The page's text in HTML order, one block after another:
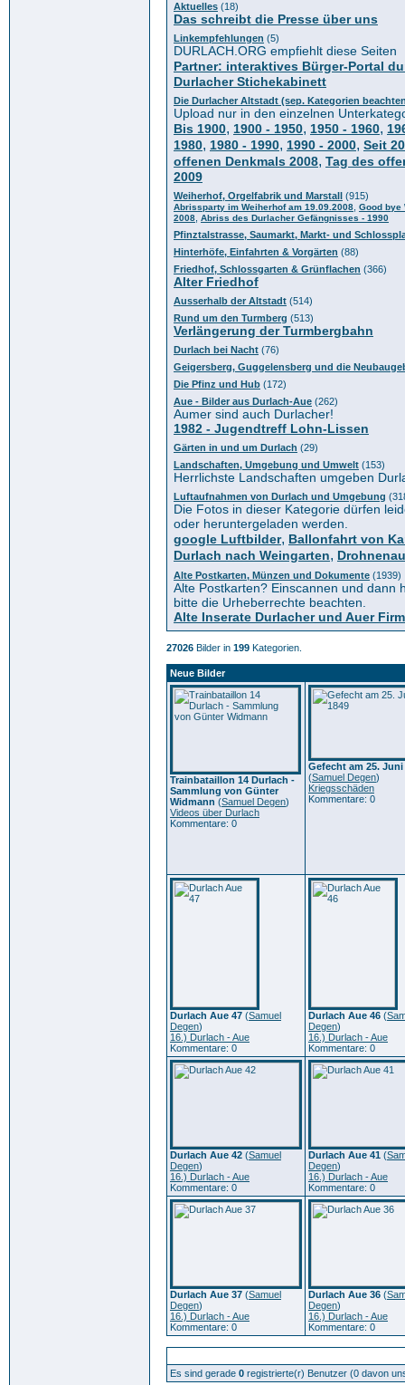
Aktuelles (18)
Das schreibt die Presse über uns
Linkempfehlungen (5)
DURLACH.ORG empfiehlt diese Seiten
Partner: interaktives Bürger-Portal
Durlacher Stichekabinett
Die Durlacher Altstadt (sep. Kategorien
Upload nur in den einzelnen
Bis 1900, 1900 - 1950, 1950 - 1960,
1980, 1980 - 1990, 1990 - 2000, Seit
offenen Denkmals 2008, Tag des
2009
Weiherhof, Orgelfabrik und Marstall (915)
Abrissparty im Weiherhof am 19.09.2008 Good bye
2008 Abriss des Durlacher Gefängnisses - 1990
Pfinztalstrasse, Saumarkt, Markt- und
Hinterhöfe, Einfahrten & Vorgärten (88)
Friedhof, Schlossgarten & Grünflachen (366)
Alter Friedhof
Ausserhalb der Altstadt (514)
Rund um den Turmberg (513)
Verlängerung der Turmbergbahn
Durlach bei Nacht (76)
Geigersberg, Guggelensberg und die
Die Pfinz und Hub (172)
Aue - Bilder aus Durlach-Aue (262)
Aumer sind auch Durlacher!
1982 - Jugendtreff Lohn-Lissen
Gärten in und um Durlach (29)
Landschaften, Umgebung und Umwelt (153)
Herrlichste Landschaften umgeben
Luftaufnahmen von Durlach und Umgebung
Die Fotos in dieser Kategorie dürfen
oder heruntergeladen werden.
google Luftbilder, Ballonfahrt von
Durlach nach Weingarten,
Alte Postkarten, Münzen und Dokumente (1939)
Alte Postkarten? Einscannen und dann
bitte die Urheberrechte beachten.
Alte Inserate Durlacher und Auer
27026 Bilder in 199 Kategorien.
Neue Bilder
Trainbataillon 14 Durlach -
Sammlung von Günter
Widmann (Samuel Degen)
Videos über Durlach
Kommentare: 0
Gefecht am 25. Juni
(Samuel Degen)
Kriegsschäden
Kommentare: 0
Durlach Aue 47 (Samuel
Degen)
16.) Durlach - Aue
Kommentare: 0
Durlach Aue 46 (
Degen)
16.) Durlach - Aue
Kommentare: 0
Durlach Aue 42 (Samuel
Degen)
16.) Durlach - Aue
Kommentare: 0
Durlach Aue 41 (
Degen)
16.) Durlach - Aue
Kommentare: 0
Durlach Aue 37 (Samuel
Degen)
16.) Durlach - Aue
Kommentare: 0
Durlach Aue 36 (
Degen)
16.) Durlach - Aue
Kommentare: 0
Es sind gerade 0 registrierte(r) Benutzer (0 davon